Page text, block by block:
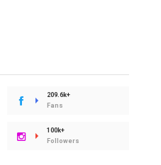
209.6k+
Fans
100k+
Followers